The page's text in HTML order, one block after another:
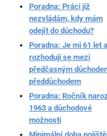
Poradna: Práci již
nezvládám, kdy mám
odejít do důchodu?
Poradna: Je mi 61 let a
rozhoduji se mezi
předčasným
předdůchodem
Poradna: Ročník
1963 a důchodové
možnosti